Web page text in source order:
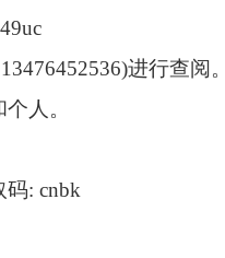
13476452536)进行查阅。
人。
码: cnbk